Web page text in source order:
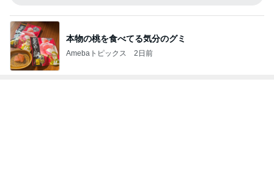
本物の桃を食べてる気分のグミ
Amebaトピックス 2日前